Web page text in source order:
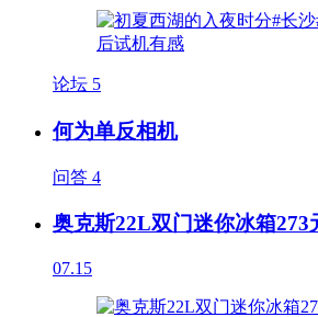
论坛 5
何为单反相机
问答 4
奥克斯22L双门迷你冰箱273
07.15